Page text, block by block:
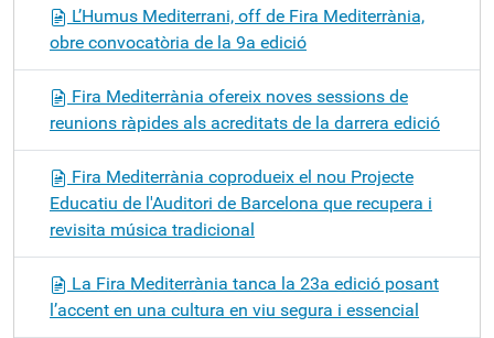
L’Humus Mediterrani, off de Fira Mediterrània,
obre convocatòria de la 9a edició
Fira Mediterrània ofereix noves sessions de
reunions ràpides als acreditats de la darrera edició
Fira Mediterrània coprodueix el nou Projecte
Educatiu de l'Auditori de Barcelona que recupera i
revisita música tradicional
La Fira Mediterrània tanca la 23a edició posant
l’accent en una cultura en viu segura i essencial